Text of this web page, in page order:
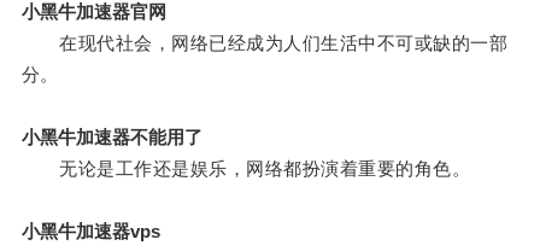
小黑牛加速器官网
在现代社会，网络已经成为人们生活中不可或缺的一部
分。
小黑牛加速器不能用了
无论是工作还是娱乐，网络都扮演着重要的角色。
小黑牛加速器vps